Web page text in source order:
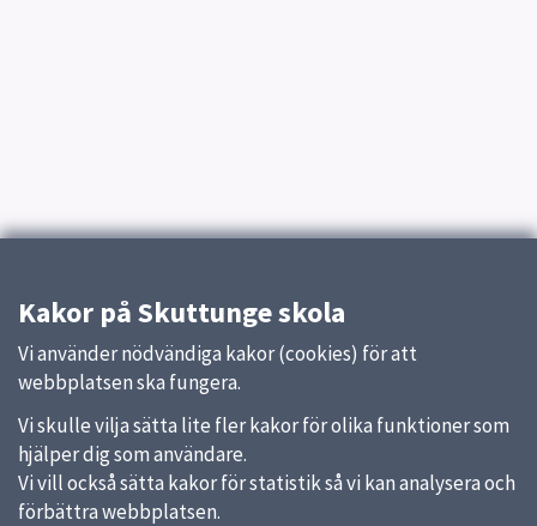
Kakor på Skuttunge skola
Vi använder nödvändiga kakor (cookies) för att
webbplatsen ska fungera.
Vi skulle vilja sätta lite fler kakor för olika funktioner som
hjälper dig som användare.
Vi vill också sätta kakor för statistik så vi kan analysera och
förbättra webbplatsen.